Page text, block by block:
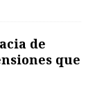
de
que